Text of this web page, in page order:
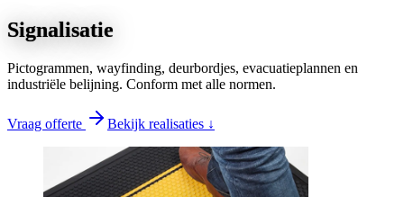
Signalisatie
Pictogrammen, wayfinding, deurbordjes, evacuatieplannen en
industriële belijning. Conform met alle normen.
Vraag offerte Bekijk realisaties ↓